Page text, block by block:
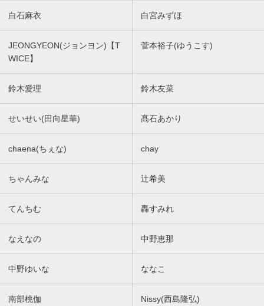
白石麻衣 白宮みずほ
JEONGYEON(ジョンヨン)【T
WICE】
菅本裕子(ゆうこす)
鈴木愛理 鈴木友菜
せいせい(田向星華) 髙石あかり
chaena(ちぇな) chay
ちゃんみな 辻希美
てんちむ 轟すみれ
なえなの 中野恵那
中野ゆいな ななこ
南部桃伽 Nissy(西島隆弘)